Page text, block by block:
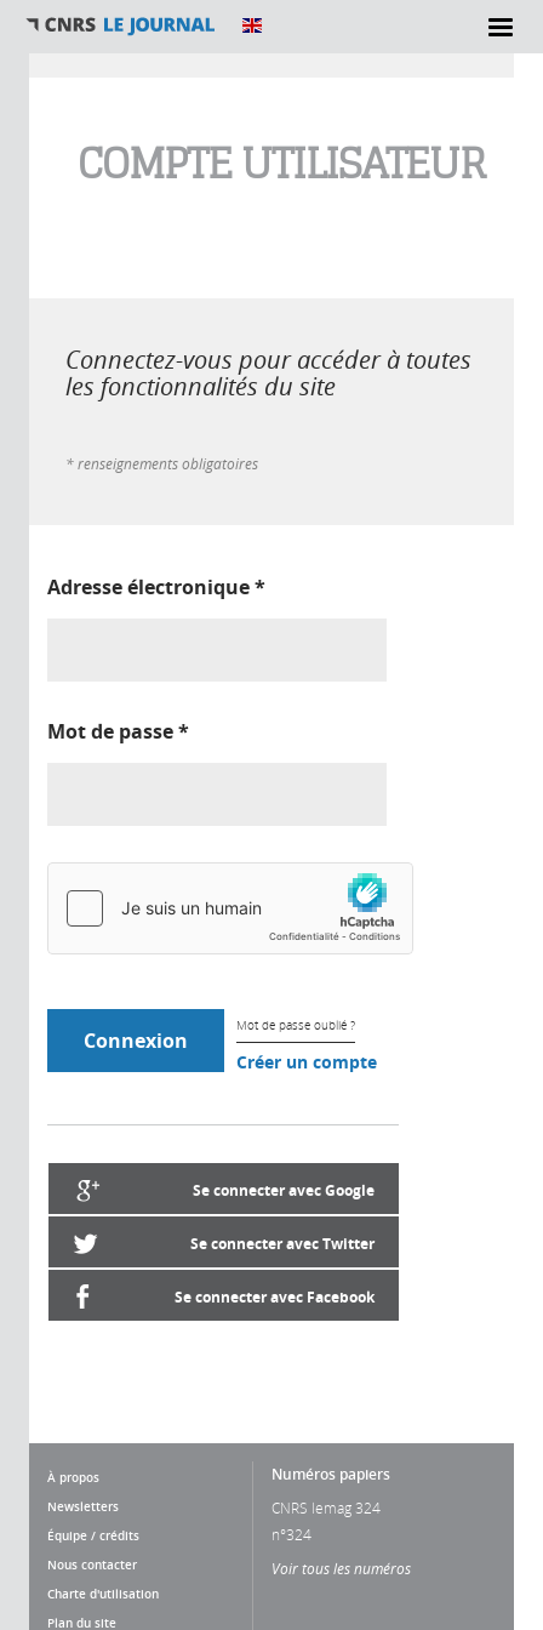
COMPTE UTILISATEUR
Connectez-vous pour accéder à toutes
les fonctionnalités du site
* renseignements obligatoires
Adresse électronique*
Mot de passe*
Mot de passe oublié ?
Créer un compte
Se connecter avec Google
Se connecter avec Twitter
Se connecter avec Facebook
À propos
Newsletters
Équipe / crédits
Nous contacter
Charte d'utilisation
Plan du site
Numéros papiers
CNRS lemag 324
n°324
Voir tous les numéros